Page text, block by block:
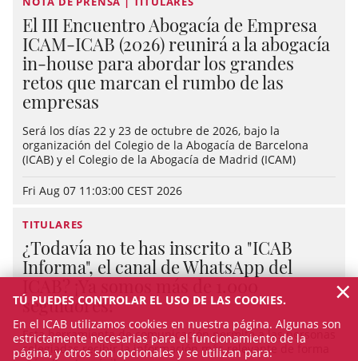
El III Encuentro Abogacía de Empresa
ICAM-ICAB (2026) reunirá a la abogacía
in-house para abordar los grandes
retos que marcan el rumbo de las
empresas
Será los días 22 y 23 de octubre de 2026, bajo la
organización del Colegio de la Abogacía de Barcelona
(ICAB) y el Colegio de la Abogacía de Madrid (ICAM)
Fri Aug 07 11:03:00 CEST 2026
TITULARES
¿Todavía no te has inscrito a "ICAB
Informa", el canal de WhatsApp del
seguidores!
Esta herramienta de comunicación permite a las personas
colegiadas recibir la información más relevante de forma
TÚ PUEDES CONTROLAR EL USO DE LAS COOKIES.
En el ICAB utilizamos cookies en nuestra página. Algunas son
estrictamente necesarias para el funcionamiento de la
página, y otros son opcionales y se utilizan para:
×